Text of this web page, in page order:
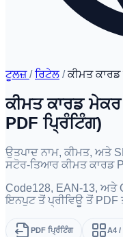
ਟੂਲਜ਼/ ਰਿਟੇਲ / ਕੀਮਤ
ਕੀਮਤ ਕਾਰਡ
PDF ਪ੍ਰਿੰਟਿੰਗ)
ਉਤਪਾਦ ਨਾਮ, ਕੀਮਤ, ਅਤੇ
ਸਟੋਰ-ਤਿਆਰ ਕੀਮਤ ਕਾਰਡ
Code128, EAN-13, ਅਤੇ
ਇਨਪੁਟ ਤੋਂ ਪ੍ਰੀਵਿਊ ਤੋਂ PDF
PDF ਪ੍ਰਿੰਟਿੰਗ A4 /